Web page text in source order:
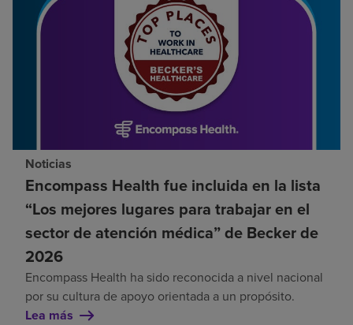
Noticias
Encompass Health fue incluida en la lista
“Los mejores lugares para trabajar en el
sector de atención médica” de Becker de
2026
Encompass Health ha sido reconocida a nivel nacional
por su cultura de apoyo orientada a un propósito.
Lea más